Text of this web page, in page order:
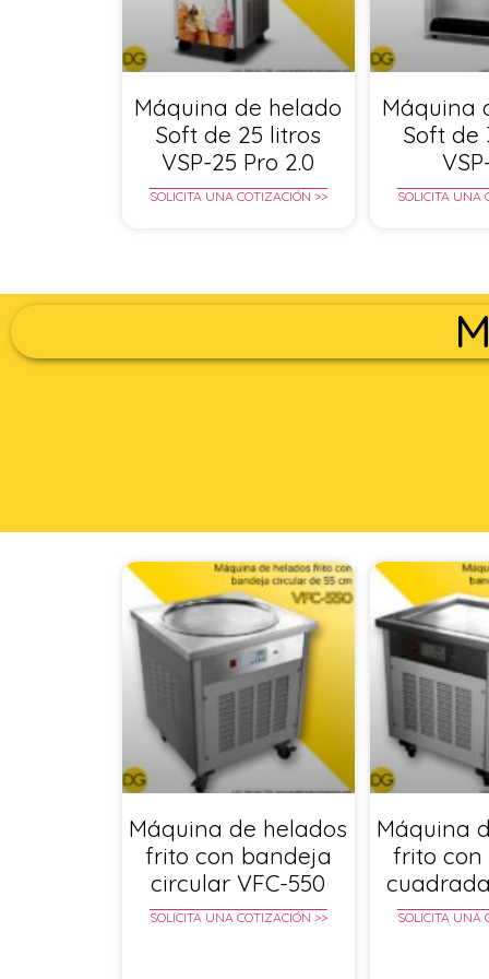
Máquina de helado
Soft de 25 litros
VSP-25 Pro 2.0
SOLICITA UNA COTIZACIÓN >>
Máquina
Soft de
SOLICITA UNA
Máquina de helados
frito con bandeja
circular VFC-550
SOLICITA UNA COTIZACIÓN >>
Máquina
frito
SOLICITA UNA